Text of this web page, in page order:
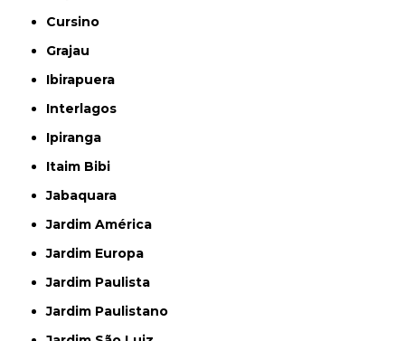
Cursino
Grajau
Ibirapuera
Interlagos
Ipiranga
Itaim Bibi
Jabaquara
Jardim América
Jardim Europa
Jardim Paulista
Jardim Paulistano